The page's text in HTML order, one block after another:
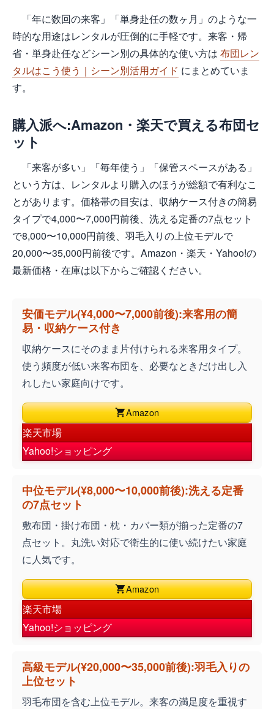
「年に数回の来客」「単身赴任の数ヶ月」のような一
時的な用途はレンタルが圧倒的に手軽です。来客・帰
省・単身赴任などシーン別の具体的な使い方は 布団レン
タルはこう使う｜シーン別活用ガイド にまとめていま
す。
購入派へ:Amazon・楽天で買える布団セ
ット
「来客が多い」「毎年使う」「保管スペースがある」
という方は、レンタルより購入のほうが総額で有利なこ
とがあります。価格帯の目安は、収納ケース付きの簡易
タイプで4,000〜7,000円前後、洗える定番の7点セット
で8,000〜10,000円前後、羽毛入りの上位モデルで
20,000〜35,000円前後です。Amazon・楽天・Yahoo!の
最新価格・在庫は以下からご確認ください。
安価モデル(¥4,000〜7,000前後):来客用の簡
易・収納ケース付き
収納ケースにそのまま片付けられる来客用タイプ。
使う頻度が低い来客布団を、必要なときだけ出し入
れしたい家庭向けです。
Amazon
楽天市場
Yahoo!ショッピング
中位モデル(¥8,000〜10,000前後):洗える定番
の7点セット
敷布団・掛け布団・枕・カバー類が揃った定番の7
点セット。丸洗い対応で衛生的に使い続けたい家庭
に人気です。
Amazon
楽天市場
Yahoo!ショッピング
高級モデル(¥20,000〜35,000前後):羽毛入りの
上位セット
羽毛布団を含む上位モデル。来客の満足度を重視す